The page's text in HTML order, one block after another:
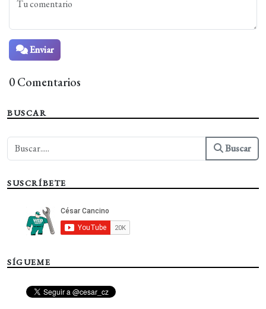
Enviar
0 Comentarios
BUSCAR
Buscar
SUSCRÍBETE
SÍGUEME